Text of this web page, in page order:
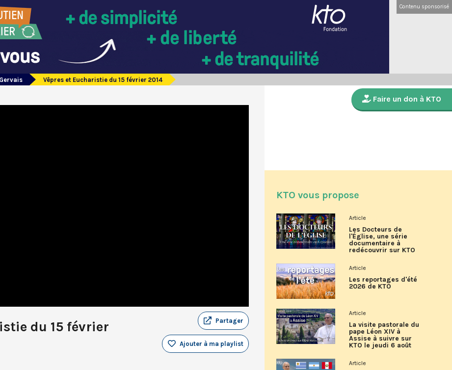
Contenu sponsorisé
Vêpres et Eucharistie du 15 février 2014
du 15 février
Partager
Ajouter à ma playlist
Faire un don à KTO
KTO vous propose
Article
Les Docteurs de
l'Église, une série
documentaire à
redécouvrir sur KTO
Article
Les reportages d'été
2026 de KTO
Article
La visite pastorale du
pape Léon XIV à
Assise à suivre sur
KTO le jeudi 6 août
Article